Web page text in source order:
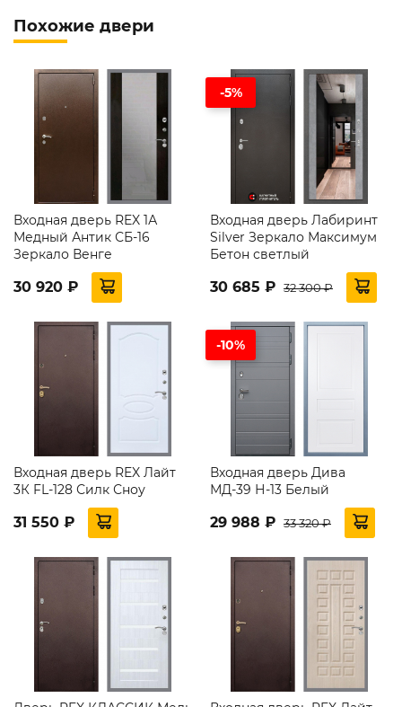
Похожие двери
Входная дверь REX 1А
Медный Антик СБ-16
Зеркало Венге
30 920 ₽
-5%
Входная дверь Лабиринт
Silver Зеркало Максимум
Бетон светлый
30 685 ₽ 32 300 ₽
Входная дверь REX Лайт
3К FL-128 Силк Сноу
31 550 ₽
-10%
Входная дверь Дива
МД-39 Н-13 Белый
29 988 ₽ 33 320 ₽